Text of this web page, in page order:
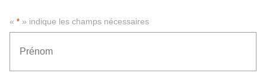
« * » indique les champs nécessaires